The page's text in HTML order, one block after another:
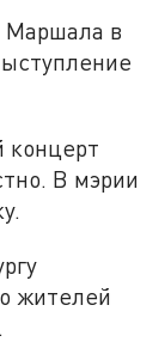
Маршала в
концерт
В мэрии
жителей